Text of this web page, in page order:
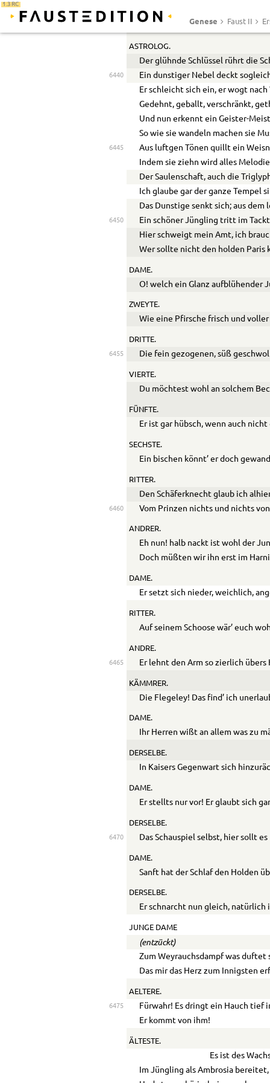
1.3 RC
Genese Faust II
In reicher Spende läßt er, voll
Was jeder wünscht, das
ASTROLOG.
Der glühnde Schlüssel rührt die
6440
Ein dunstiger Nebel deckt
Er schleicht sich ein, er wogt
Gedehnt,geballt, verschränkt,
Und nun erkennt ein Geister-
So wie sie wandeln machen sie
6445
Aus luftgen Tönen quillt ein
Indem sie ziehn wird alles
Der Saulenschaft, auch die
Ich glaube gar der ganze Tempel
Das Dunstige senkt sich; aus dem
6450
Ein schöner Jüngling tritt im
Hier schweigt mein Amt, ich
Wer sollte nicht den holden Paris
DAME.
O! welch ein Glanz aufblühender
ZWEYTE.
Wie eine Pfirsche frisch und voller
DRITTE.
6455 Die fein gezogenen, süß
VIERTE.
Du möchtest wohl an solchem
FÜNFTE.
Er ist gar hübsch, wenn auch
SECHSTE.
Ein bischen könnt’ er doch
RITTER.
Den Schäferknecht glaub ich
6460 Vom Prinzen nichts und nichts
ANDRER.
Eh nun! halb nackt ist wohl der
Doch müßten wir ihn erst im
DAME.
Er setzt sich nieder, weichlich,
RITTER.
Auf seinem Schoose wär’ euch
ANDRE.
6465 Er lehnt den Arm so zierlich übers
KÄMMRER.
Die Flegeley! Das find’ ich
DAME.
Ihr Herren wißt an allem was zu
DERSELBE.
In Kaisers Gegenwart sich
DAME.
Er stellts nur vor! Er glaubt sich
DERSELBE.
6470 Das Schauspiel selbst, hier sollt
DAME.
Sanft hat der Schlaf den Holden
DERSELBE.
Er schnarcht nun gleich, natürlich
JUNGE DAME
(entzückt)
Zum Weyrauchsdampf was duftet
Das mir das Herz zum Innigsten
AELTERE.
6475
Fürwahr! Es dringt ein Hauch tief
Er kommt von ihm!
ÄLTESTE.
Es ist des
Im Jüngling als Ambrosia bereitet,